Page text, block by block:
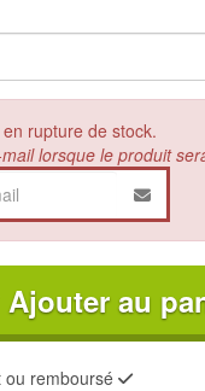
rupture de stock.
lorsque le produit
Ajouter au
ou remboursé